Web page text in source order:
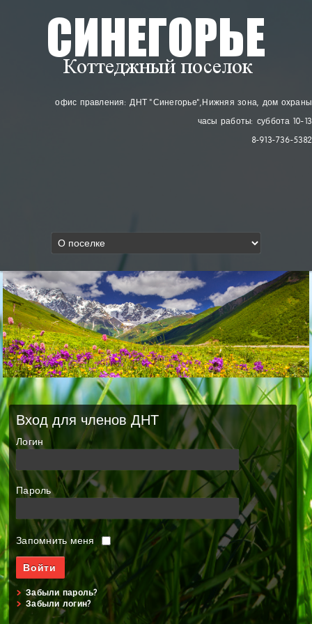
офис правления: ДНТ "Синегорье", Нижняя зона, дом охраны
часы работы: суббота 10-13
8-913-736-5382
Вход для членов ДНТ
Логин
Пароль
Запомнить меня
Забыли пароль?
Забыли логин?